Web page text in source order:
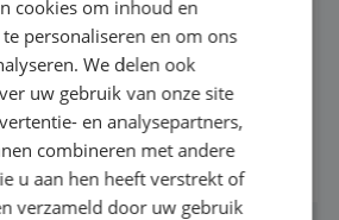
in de reisbranche of
ben je klaar voor de
je stoel reis je de hele
je moeiteloos in op de
je klant en wat er in de
Met je enthousiasme weet je
cookies om inhoud en
personaliseren en om ons
We delen ook
uw gebruik van onze site
en analysepartners,
combineren met andere
u aan hen heeft verstrekt of
verzameld door uw gebruik